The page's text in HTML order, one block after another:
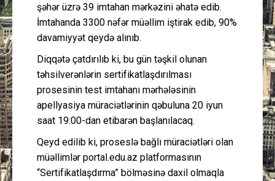
şəhər üzrə 39 imtahan mərkəzini əhatə edib.
İmtahanda 3300 nəfər müəllim iştirak edib, 90%
davamiyyət qeydə alınıb.
Diqqətə çatdırılıb ki, bu gün təşkil olunan
təhsilverənlərin sertifikatlaşdırılması
prosesinin test imtahanı mərhələsinin
apellyasiya müraciətlərinin qəbuluna 20 iyun
saat 19:00-dan etibarən başlanılacaq.
Qeyd edilib ki, proseslə bağlı müraciətləri olan
müəllimlər portal.edu.az platformasının
“Sertifikatlaşdırma” bölməsinə daxil olmaqla